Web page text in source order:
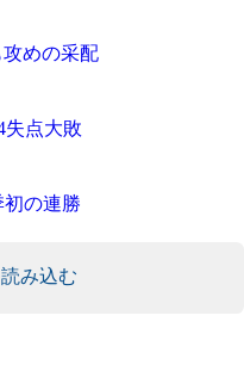
めの采配
失点大敗
の連勝
み込む